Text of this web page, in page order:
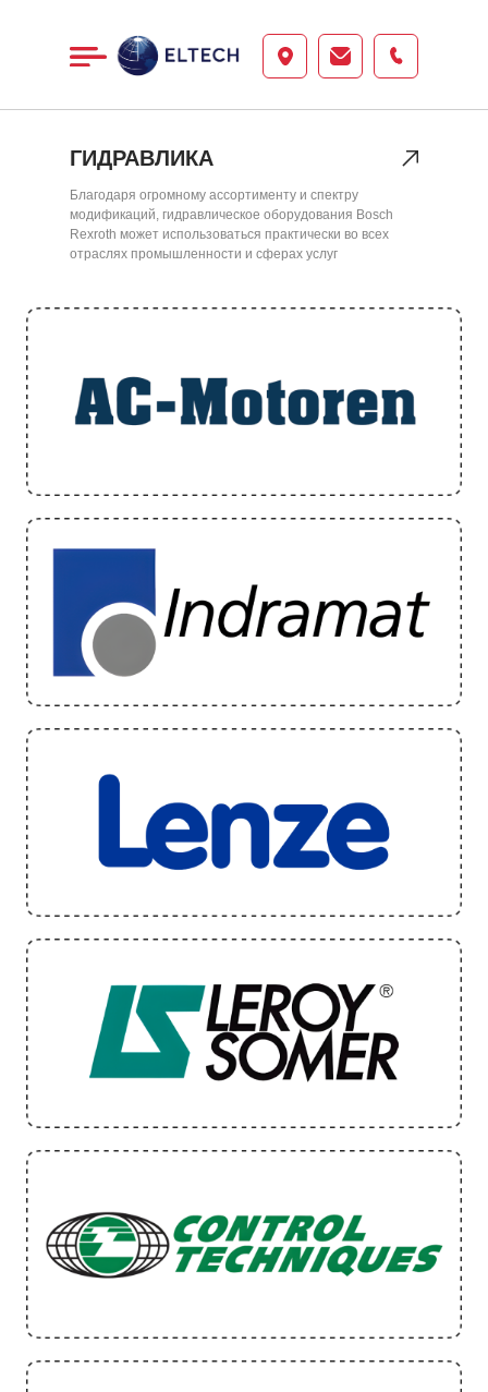
ГИДРАВЛИКА
Благодаря огромному ассортименту и спектру
модификаций, гидравлическое оборудования Bosch
Rexroth может использоваться практически во всех
отраслях промышленности и сферах услуг